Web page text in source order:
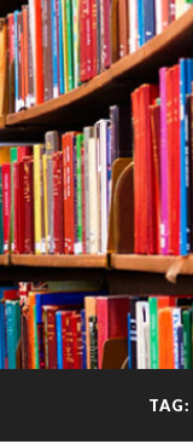
TAG: